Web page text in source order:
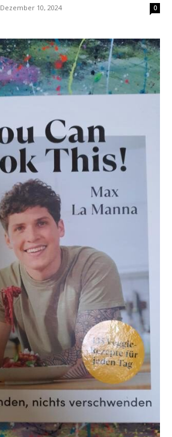
Dezember 10, 2024 0